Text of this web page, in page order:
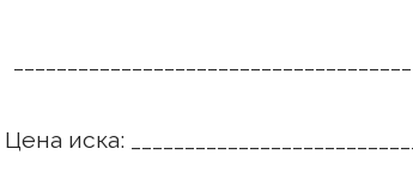
Цена иска: ___________________________